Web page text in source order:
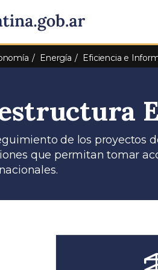
Energía Eficiencia e
de los proyectos
que permitan tomar